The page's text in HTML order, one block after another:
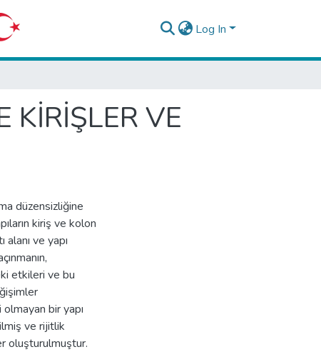
Log In
KİRİŞLER VE
düzensizliğine
kiriş ve kolon
ve yapı
etkileri ve bu
bir yapı
ve rijitlik
oluşturulmuştur.